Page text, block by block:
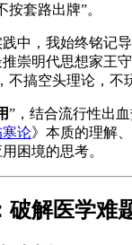
套路出牌”。
践中，我始终铭记
崇明代思想家王
不搞空头理论，不
”，结合流行性出
寒论》本质的理解
困境的思考。
破解医学难